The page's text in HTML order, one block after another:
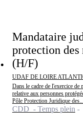
Mandataire
protection des
(H/F)
UDAF DE LOIRE
Dans le cadre de l'exercice
relative aux personnes
Pôle Protection Juridique des...
CDD - Temps plein